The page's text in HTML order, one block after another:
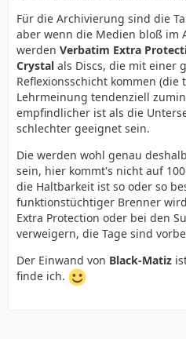
Für die Archivierung sind die
aber wenn die Medien bloß im
werden Verbatim Extra
Crystal als Discs, die mit einer
Reflexionsschicht kommen
Lehrmeinung tendenziell
empfindlicher ist als die
schlechter geeignet sein.
Die werden wohl genau
sein, hier kommt's nicht auf
die Haltbarkeit ist so oder so
funktionstüchtiger Brenner
Extra Protection oder bei den
verweigern, die Tage sind
Der Einwand von Black-Matiz
finde ich.